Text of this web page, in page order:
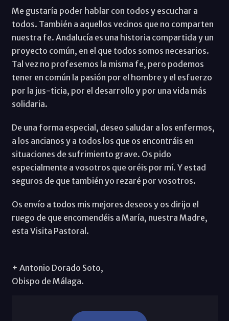
Me gustaría poder hablar con todos y escuchar a
todos. También a aquellos vecinos que no comparten
nuestra fe. Andalucía es una historia compartida y un
proyecto común, en el que todos somos necesarios.
Tal vez no profesemos la misma fe, pero podemos
tener en común la pasión por el hombre y el esfuerzo
por la jus-ticia, por el desarrollo y por una vida más
solidaria.
De una forma especial, deseo saludar a los enfermos,
a los ancianos y a todos los que os encontráis en
situaciones de sufrimiento grave. Os pido
especialmente a vosotros que oréis por mí. Y estad
seguros de que también yo rezaré por vosotros.
Os envío a todos mis mejores deseos y os dirijo el
ruego de que encomendéis a María, nuestra Madre,
esta Visita Pastoral.
+ Antonio Dorado Soto,
Obispo de Málaga.